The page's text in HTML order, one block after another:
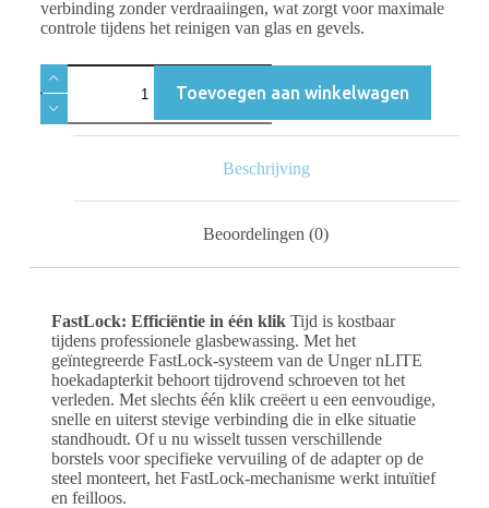
verbinding zonder verdraaiingen, wat zorgt voor maximale
controle tijdens het reinigen van glas en gevels.
Toevoegen aan winkelwagen
Beschrijving
Beoordelingen (0)
FastLock: Efficiëntie in één klikTijd is kostbaar
tijdens professionele glasbewassing. Met het
geïntegreerde FastLock-systeem van de Unger nLITE
hoekadapterkit behoort tijdrovend schroeven tot het
verleden. Met slechts één klik creëert u een eenvoudige,
snelle en uiterst stevige verbinding die in elke situatie
standhoudt. Of u nu wisselt tussen verschillende
borstels voor specifieke vervuiling of de adapter op de
steel monteert, het FastLock-mechanisme werkt intuïtief
en feilloos.